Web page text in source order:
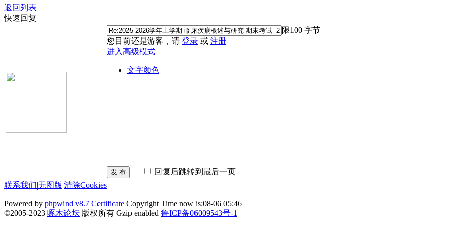
返回列表
快速回复
限100 字节
您目前还是游客，请 登录 或 注册
进入高级模式
文字颜色
发 布 回复后跳转到最后一页
联系我们|无图版|清除Cookies
Powered by phpwind v8.7 Certificate Copyright Time now is:08-06 05:46
©2005-2023 啄木论坛 版权所有 Gzip enabled 鲁ICP备06009543号-1